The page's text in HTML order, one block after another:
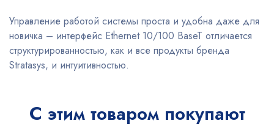
Управление работой системы проста и удобна даже для
новичка – интерфейс Ethernet 10/100 BaseT отличается
структурированностью, как и все продукты бренда
Stratasys, и интуитивностью.
С этим товаром покупают